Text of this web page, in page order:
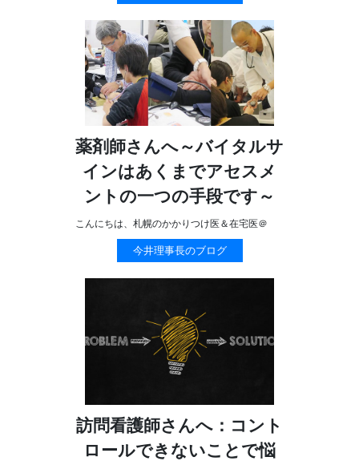
薬剤師さんへ～バイタルサ
インはあくまでアセスメ
ントの一つの手段です～
こんにちは、札幌のかかりつけ医＆在宅医＠
今井理事長のブログ
訪問看護師さんへ：コント
ロールできないことで悩